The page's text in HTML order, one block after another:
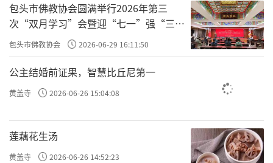
包头市佛教协会圆满举行2026年第三
次“双月学习”会暨迎“七一”强“三
爱”主题书画笔会
包头市佛教协会 2026-06-29 16:11:50
公主结婚前证果，智慧比丘尼第一
黄盖寺 2026-06-26 15:04:08
莲藕花生汤
黄盖寺 2026-06-26 14:52:23